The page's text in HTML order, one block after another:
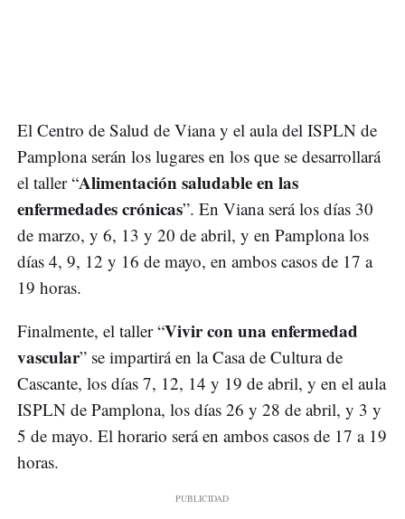
El Centro de Salud de Viana y el aula del ISPLN de
Pamplona serán los lugares en los que se desarrollará
el taller “Alimentación saludable en las
enfermedades crónicas”. En Viana será los días 30
de marzo, y 6, 13 y 20 de abril, y en Pamplona los
días 4, 9, 12 y 16 de mayo, en ambos casos de 17 a
19 horas.
Finalmente, el taller “Vivir con una enfermedad
vascular” se impartirá en la Casa de Cultura de
Cascante, los días 7, 12, 14 y 19 de abril, y en el aula
ISPLN de Pamplona, los días 26 y 28 de abril, y 3 y
5 de mayo. El horario será en ambos casos de 17 a 19
horas.